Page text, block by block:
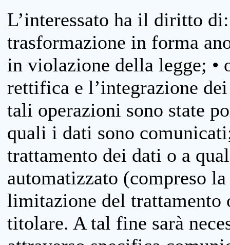
L’interessato ha il diritto
trasformazione in forma
in violazione della legge; •
rettifica e l’integrazione
tali operazioni sono state
quali i dati sono
trattamento dei dati o a
automatizzato (compreso
limitazione del trattamento
titolare. A tal fine sarà